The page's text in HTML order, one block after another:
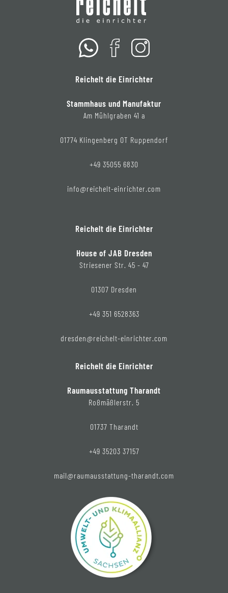
Reichelt die Einrichter
Stammhaus und Manufaktur
Am Mühlgraben 41 a
01774 Klingenberg OT Ruppendorf
+49 35055 6830
info@reichelt-einrichter.com
Reichelt die Einrichter
House of JAB Dresden
Striesener Str. 45 - 47
01307 Dresden
+49 351 6528363
dresden@reichelt-einrichter.com
Reichelt die Einrichter
Raumausstattung Tharandt
Roßmäßlerstr. 5
01737 Tharandt
+49 35203 37157
mail@raumausstattung-tharandt.com